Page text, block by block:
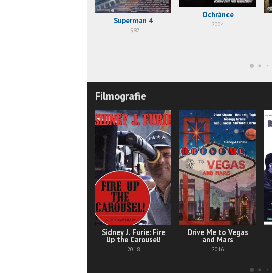
Superman 4
1987
Ochránce
2004
Filmografie
Sidney J. Furie: Fire
Up the Carousel!
2018
Drive Me to Vegas
and Mars
2016